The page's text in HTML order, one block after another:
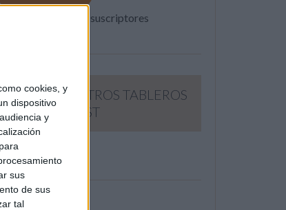
cookies, y
dispositivo
y
sus
de sus
tal
Únete a otros 371K suscriptores
SIGUE NUESTROS TABLEROS
EN PINTEREST